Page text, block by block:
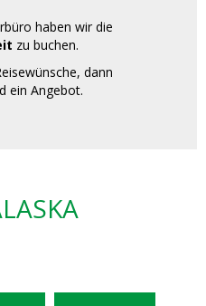
haben wir die
zu buchen.
dann
ein Angebot.